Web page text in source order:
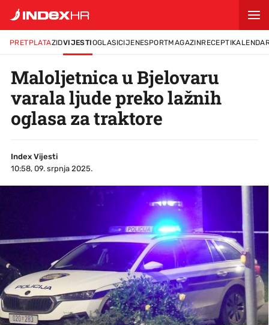
PRETPLATAZIDVIJESTIOGLASICIJENESPORTMAGAZINRECEPTI
Maloljetnica u Bjelovaru
varala ljude preko lažnih
oglasa za traktore
Index Vijesti
10:58, 09. srpnja 2025.